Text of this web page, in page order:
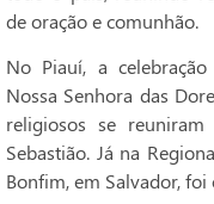
de oração e comunhão.
No Piauí, a
Nossa Senhora das
religiosos se
Sebastião. Já na
Bonfim, em Salvador,